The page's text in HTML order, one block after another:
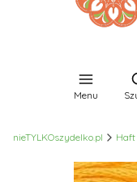
Menu
nieTYLKOszydelko.pl Haft